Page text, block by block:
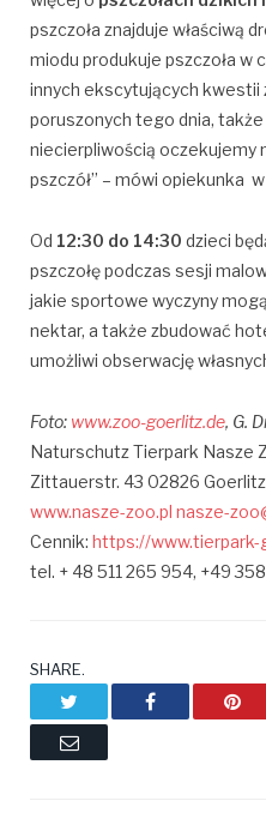
pszczoła znajduje właściwą
miodu produkuje pszczoła w
innych ekscytujących kwestii
poruszonych tego dnia, także
niecierpliwością oczekujemy
pszczół” – mówi opiekunka
Od 12:30 do 14:30 dzieci
pszczołę podczas sesji
jakie sportowe wyczyny
nektar, a także zbudować
umożliwi obserwację
Foto: www.zoo-goerlitz.de, G.
Naturschutz Tierpark Nasze
Zittauerstr. 43 02826 Goerlitz
www.nasze-zoo.pl nasze-
Cennik: https://
tel. + 48 511 265 954, +49
SHARE.
TwitterFacebook
Email